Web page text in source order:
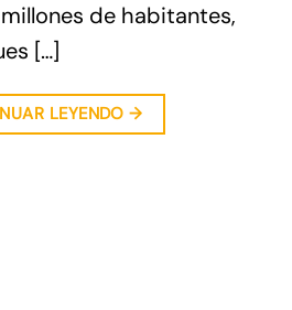
de habitantes,
[…]
LEYENDO→